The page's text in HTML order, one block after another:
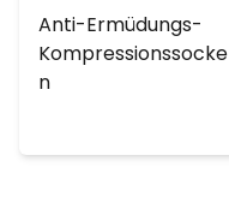
Anti-Ermüdungs-
Kompressionssocke
n